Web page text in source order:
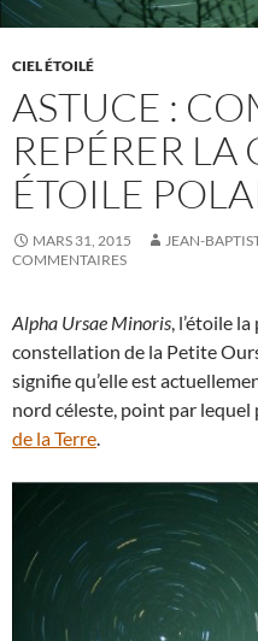
CIEL ÉTOILÉ
ASTUCE :
REPÉRER LA
ÉTOILE
MARS 31, 2015 JEAN-
COMMENTAIRES
Alpha Ursae Minoris, l’étoile
constellation de la Petite
signifie qu’elle est
nord céleste, point par lequel
de la Terre.